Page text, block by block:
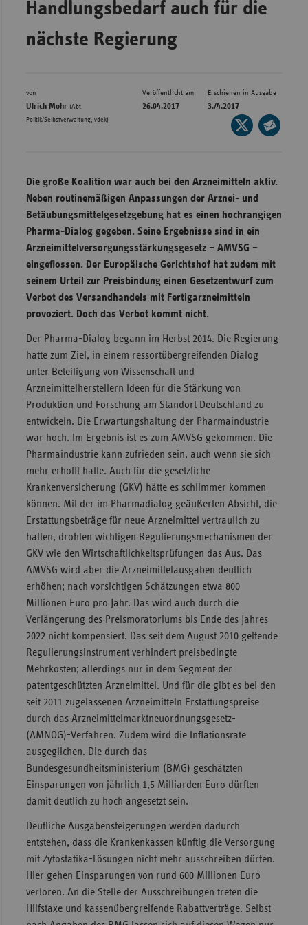
Hessen
Handlungsbedarf auch für die
nächste Regierung
von
Ulrich Mohr (Abt.
Politik/Selbstverwaltung, vdek)
Veröffentlicht am
26.04.2017
Erschienen in Ausgabe
3./4.2017
Seite
auf
E-
Die große Koalition war auch bei den Arzneimitteln aktiv.
Neben routinemäßigen Anpassungen der Arznei- und
Betäubungsmittelgesetzgebung hat es einen hochrangigen
Pharma-Dialog gegeben. Seine Ergebnisse sind in ein
Arzneimittelversorgungsstärkungsgesetz – AMVSG –
eingeflossen. Der Europäische Gerichtshof hat zudem mit
seinem Urteil zur Preisbindung einen Gesetzentwurf zum
Verbot des Versandhandels mit Fertigarzneimitteln
provoziert. Doch das Verbot kommt nicht.
Der Pharma-Dialog begann im Herbst 2014. Die Regierung
hatte zum Ziel, in einem ressortübergreifenden Dialog
unter Beteiligung von Wissenschaft und
Arzneimittelherstellern Ideen für die Stärkung von
Produktion und Forschung am Standort Deutschland zu
entwickeln. Die Erwartungshaltung der Pharmaindustrie
war hoch. Im Ergebnis ist es zum AMVSG gekommen. Die
Pharmaindustrie kann zufrieden sein, auch wenn sie sich
mehr erhofft hatte. Auch für die gesetzliche
Krankenversicherung (GKV) hätte es schlimmer kommen
können. Mit der im Pharmadialog geäußerten Absicht, die
Erstattungsbeträge für neue Arzneimittel vertraulich zu
halten, drohten wichtigen Regulierungsmechanismen der
GKV wie den Wirtschaftlichkeitsprüfungen das Aus. Das
AMVSG wird aber die Arzneimittelausgaben deutlich
erhöhen; nach vorsichtigen Schätzungen etwa 800
Millionen Euro pro Jahr. Das wird auch durch die
Verlängerung des Preismoratoriums bis Ende des Jahres
2022 nicht kompensiert. Das seit dem August 2010 geltende
Regulierungsinstrument verhindert preisbedingte
Mehrkosten; allerdings nur in dem Segment der
patentgeschützten Arzneimittel. Und für die gibt es bei den
seit 2011 zugelassenen Arzneimitteln Erstattungspreise
durch das Arzneimittelmarktneuordnungsgesetz-
(AMNOG)-Verfahren. Zudem wird die Inflationsrate
ausgeglichen. Die durch das
Bundesgesundheitsministerium (BMG) geschätzten
Einsparungen von jährlich 1,5 Milliarden Euro dürften
damit deutlich zu hoch angesetzt sein.
Deutliche Ausgabensteigerungen werden dadurch
entstehen, dass die Krankenkassen künftig die Versorgung
mit Zytostatika-Lösungen nicht mehr ausschreiben dürfen.
Hier gehen Einsparungen von rund 600 Millionen Euro
verloren. An die Stelle der Ausschreibungen treten die
Hilfstaxe und kassenübergreifende Rabattverträge. Selbst